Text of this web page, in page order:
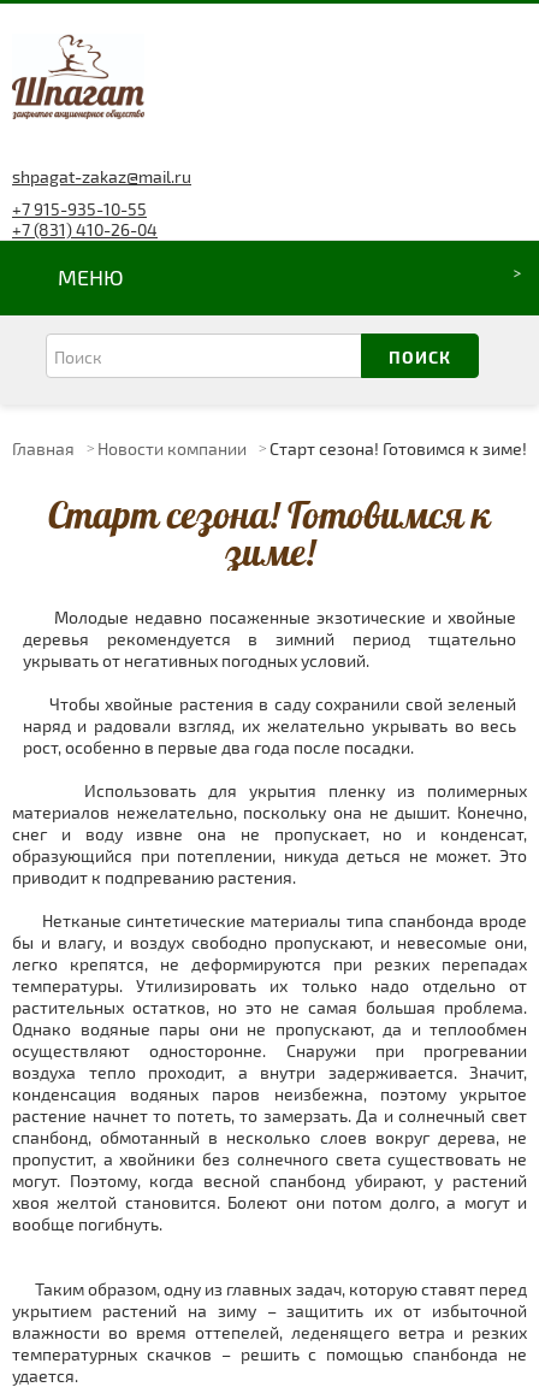
shpagat-zakaz@mail.ru
+7 915-935-10-55
+7 (831) 410-26-04
МЕНЮ
Главная Новости компании Старт сезона! Готовимся к зиме!
Старт сезона! Готовимся к
зиме!
Молодые недавно посаженные экзотические и хвойные
деревья рекомендуется в зимний период тщательно
укрывать от негативных погодных условий.
Чтобы хвойные растения в саду сохранили свой зеленый
наряд и радовали взгляд, их желательно укрывать во весь
рост, особенно в первые два года после посадки.
Использовать для укрытия пленку из полимерных
материалов нежелательно, поскольку она не дышит. Конечно,
снег и воду извне она не пропускает, но и конденсат,
образующийся при потеплении, никуда деться не может. Это
приводит к подпреванию растения.
Нетканые синтетические материалы типа спанбонда вроде
бы и влагу, и воздух свободно пропускают, и невесомые они,
легко крепятся, не деформируются при резких перепадах
температуры. Утилизировать их только надо отдельно от
растительных остатков, но это не самая большая проблема.
Однако водяные пары они не пропускают, да и теплообмен
осуществляют односторонне. Снаружи при прогревании
воздуха тепло проходит, а внутри задерживается. Значит,
конденсация водяных паров неизбежна, поэтому укрытое
растение начнет то потеть, то замерзать. Да и солнечный свет
спанбонд, обмотанный в несколько слоев вокруг дерева, не
пропустит, а хвойники без солнечного света существовать не
могут. Поэтому, когда весной спанбонд убирают, у растений
хвоя желтой становится. Болеют они потом долго, а могут и
вообще погибнуть.
Таким образом, одну из главных задач, которую ставят перед
укрытием растений на зиму – защитить их от избыточной
влажности во время оттепелей, леденящего ветра и резких
температурных скачков – решить с помощью спанбонда не
удается.